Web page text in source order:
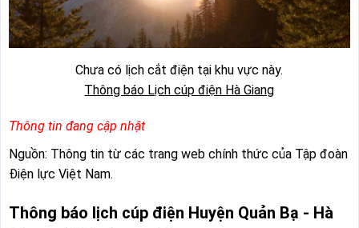
Chưa có lịch cắt điện tại khu vực này.
Thông báo Lịch cúp điện Hà Giang
Thông tin đang cập nhật
Nguồn: Thông tin từ các trang web chính thức của Tập đoàn
Điện lực Việt Nam.
Thông báo lịch cúp điện Huyện Quản Bạ - Hà